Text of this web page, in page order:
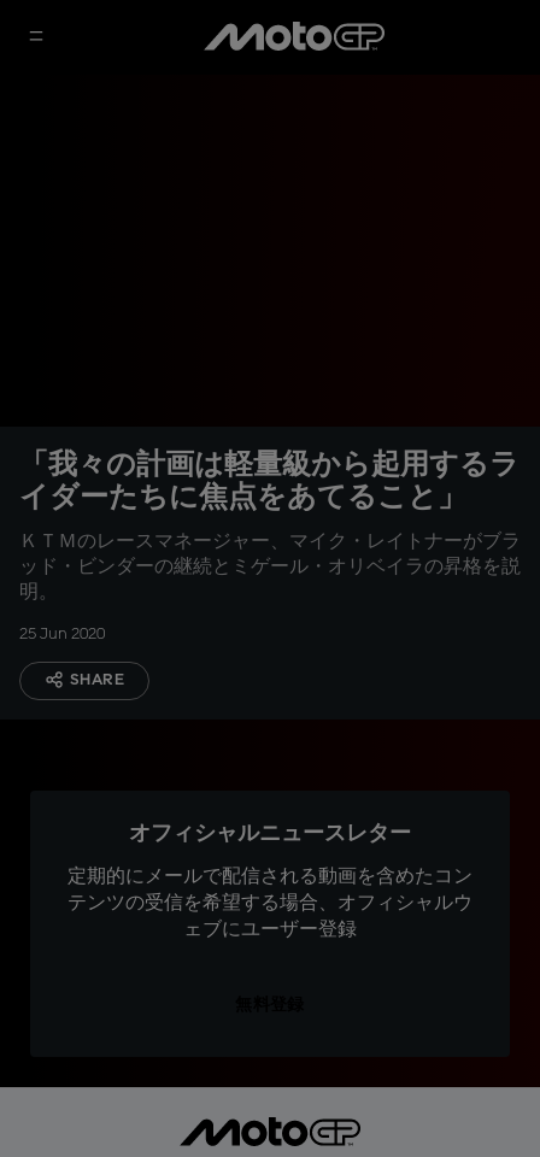
「我々の計画は軽量級から起用するラ
イダーたちに焦点をあてること」
ＫＴＭのレースマネージャー、マイク・レイトナーがブラ
ッド・ビンダーの継続とミゲール・オリベイラの昇格を説
明。
25 Jun 2020
SHARE
オフィシャルニュースレター
定期的にメールで配信される動画を含めたコン
テンツの受信を希望する場合、オフィシャルウ
ェブにユーザー登録